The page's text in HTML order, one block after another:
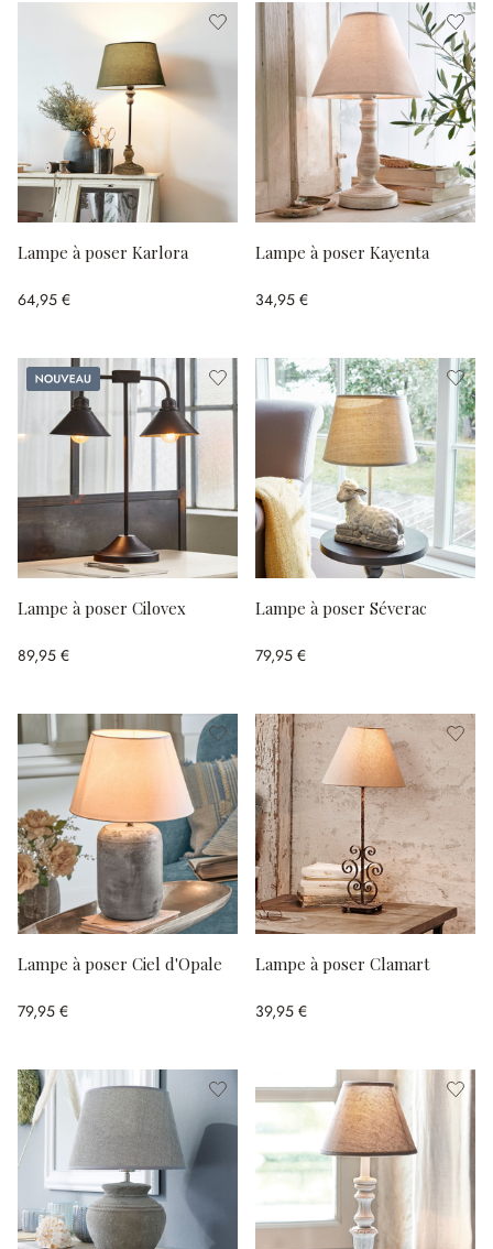
Lampe à poser Karlora
64,95 €
Lampe à poser Kayenta
34,95 €
Nouveau
Lampe à poser Cilovex
89,95 €
Lampe à poser Séverac
79,95 €
Lampe à poser Ciel d'Opale
79,95 €
Lampe à poser Clamart
39,95 €